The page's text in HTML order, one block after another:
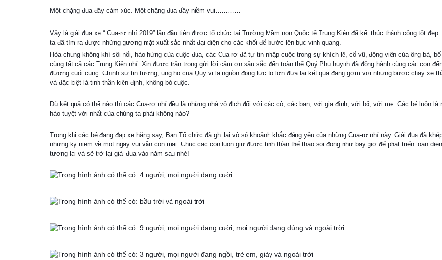
Một chặng đua đầy cảm xúc. Một chặng đua đầy niềm vui…………
Vậy là giải đua xe “ Cua-rơ nhí 2019” lần đầu tiên được tổ chức tại Trường Mầm non Quốc tế Trung Kiên đã kết thúc thành công tốt đẹp.
ta đã tìm ra được những gương mặt xuất sắc nhất đại diện cho các khối để bước lên bục vinh quang.
Hòa chung không khí sôi nổi, hào hứng của cuộc đua, các Cua-rơ đã tự tin nhập cuộc trong sự khích lệ, cổ vũ, động viên của ông bà, bố
cùng tất cả các Trung Kiên nhí. Xin được trân trọng gửi lời cảm ơn sâu sắc đến toàn thể Quý Phụ huynh đã đồng hành cùng các con
đường cuối cùng. Chính sự tin tưởng, ủng hộ của Quý vị là nguồn động lực to lớn đưa lại kết quả đáng gờm với những bước chạy xe
và đặc biệt là tinh thần kiên định, không bỏ cuộc.
Dù kết quả có thế nào thì các Cua-rơ nhí đều là những nhà vô địch đối với các cô, các bạn, với gia đình, với bố, với mẹ. Các bé luôn là
hào tuyệt vời nhất của chúng ta phải không nào?
Trong khi các bé đang đạp xe hăng say, Ban Tổ chức đã ghi lại vô số khoảnh khắc đáng yêu của những Cua-rơ nhí này. Giải đua đã
nhưng kỷ niệm về một ngày vui vẫn còn mãi. Chúc các con luôn giữ được tinh thần thể thao sôi động như bây giờ để phát triển toàn
tương lai và sẽ trở lại giải đua vào năm sau nhé!